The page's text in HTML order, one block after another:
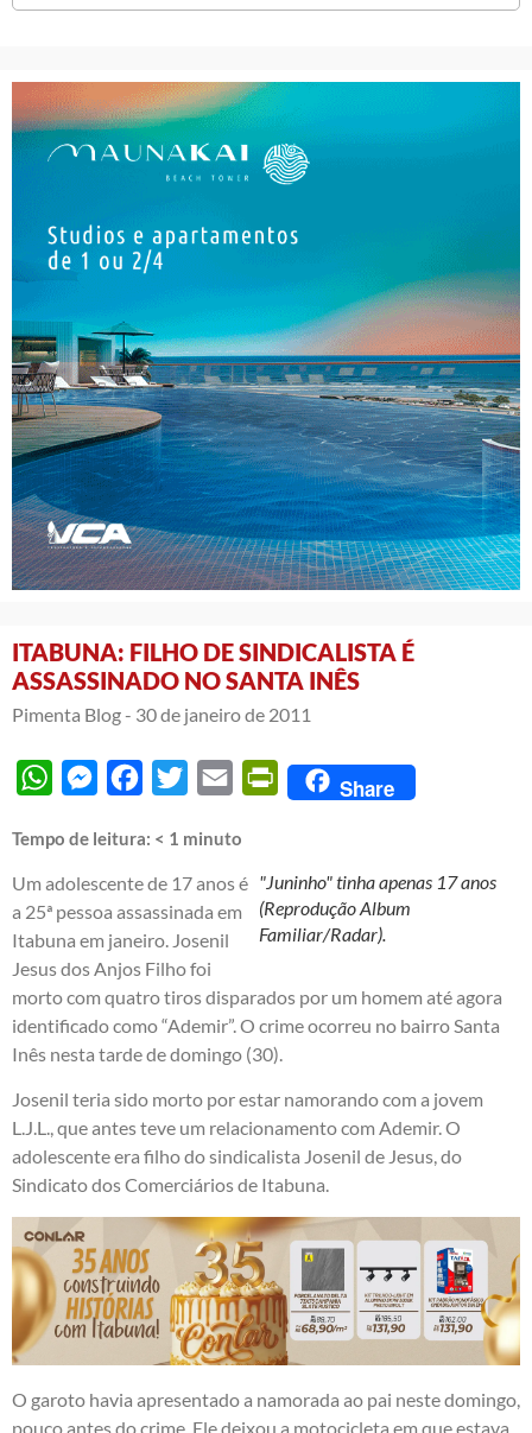
ITABUNA: FILHO DE SINDICALISTA É
ASSASSINADO NO SANTA INÊS
Pimenta Blog - 30 de janeiro de 2011
WhatsAppMessengerFacebook
Twitter Email PrintFriendly
Share
Tempo de leitura: < 1 minuto
"Juninho" tinha apenas 17 anos
(Reprodução Album
Familiar/Radar).
Um adolescente de 17 anos é
a 25ª pessoa assassinada em
Itabuna em janeiro. Josenil
Jesus dos Anjos Filho foi
morto com quatro tiros disparados por um homem até agora
identificado como “Ademir”. O crime ocorreu no bairro Santa
Inês nesta tarde de domingo (30).
Josenil teria sido morto por estar namorando com a jovem
L.J.L., que antes teve um relacionamento com Ademir. O
adolescente era filho do sindicalista Josenil de Jesus, do
Sindicato dos Comerciários de Itabuna.
O garoto havia apresentado a namorada ao pai neste domingo,
pouco antes do crime. Ele deixou a motocicleta em que estava